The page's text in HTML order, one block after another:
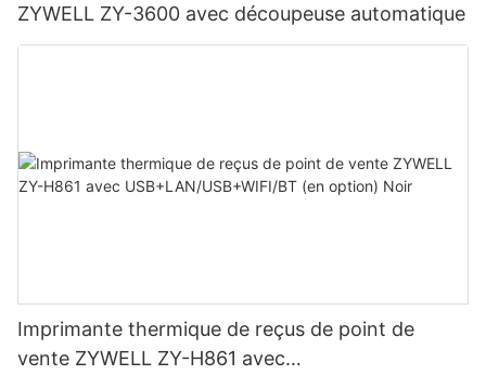
ZYWELL ZY-3600 avec découpeuse automatique
Imprimante thermique de reçus de point de
vente ZYWELL ZY-H861 avec